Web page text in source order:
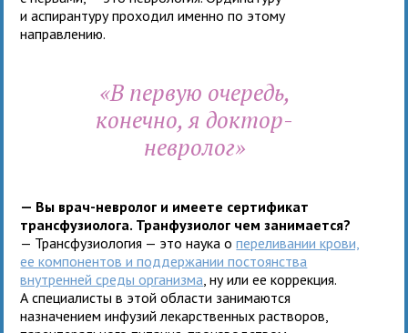
и аспирантуру проходил именно по этому
направлению.
«В первую очередь,
конечно, я доктор-
невролог»
— Вы врач-невролог и имеете сертификат
трансфузиолога. Транфузиолог чем занимается?
— Трансфузиология — это наука опереливании крови,
ее компонентов и поддержании постоянства
внутренней среды организма , ну или ее коррекция.
А специалисты в этой области занимаются
назначением инфузий лекарственных растворов,